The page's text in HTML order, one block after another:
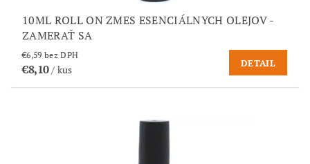
10ML ROLL ON ZMES ESENCIÁLNYCH OLEJOV -
ZAMERAŤ SA
€6,59 bez DPH
€8,10/ kus
DETAIL